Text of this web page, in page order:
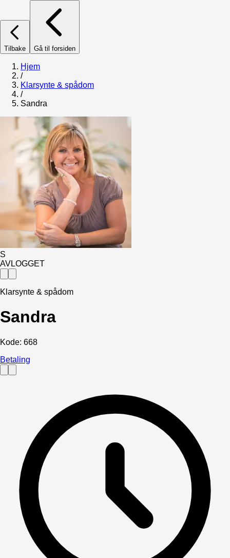
Tilbake Gå til forsiden
Hjem
/
Klarsynte & spådom
/
Sandra
S
AVLOGGET
Klarsynte & spådom
Sandra
Kode: 668
Betaling